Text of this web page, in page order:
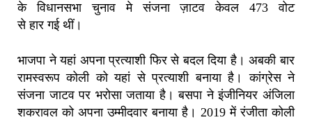
के विधानसभा चुनाव मे संजना ज़ाटव केवल 473 वोट
से हार गई थीं।
भाजपा ने यहां अपना प्रत्याशी फिर से बदल दिया है। अबकी बार
रामस्वरूप कोली को यहां से प्रत्याशी बनाया है। कांग्रेस ने
संजना जाटव पर भरोसा जताया है। बसपा ने इंजीनियर अंजिला
शकरावल को अपना उम्‍मीदवार बनाया है। 2019 में रंजीता कोली